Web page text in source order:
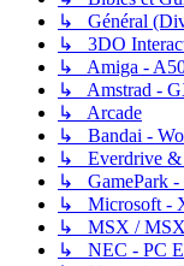
↳ Général
↳ 3DO
↳ Amiga -
↳ Amstrad -
↳ Arcade
↳ Bandai -
↳ Everdrive &
↳ GamePark -
↳ Microsoft -
↳ MSX /
↳ NEC - PC